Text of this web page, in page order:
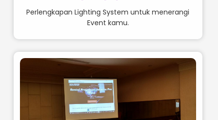
Perlengkapan Lighting System untuk menerangi
Event kamu.